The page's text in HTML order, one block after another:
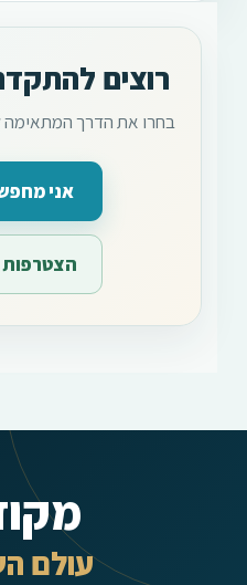
רוצים
בחרו את הדרך המתאימה
אני
עולם